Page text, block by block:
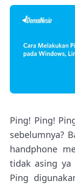
Ping! Ping!
sebelumnya?
handphone
tidak asing ya
Ping